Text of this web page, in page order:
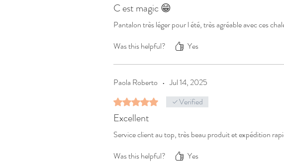
C est magic 😁
Pantalon très léger pour l été, très agréable avec ces
Was this helpful?
Yes
Paola Roberto • Jul 14, 2025
Rated 5 out of 5 stars.Verified
Excellent
Service client au top, très beau produit et expédition
Was this helpful?
Yes